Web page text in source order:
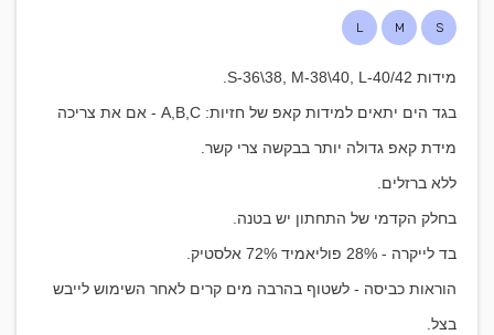
S
M
L
מידות S-36\38, M-38\40, L-40/42.
בגד הים יתאים למידות קאפ של חזיות: A,B,C -
אם את צריכה
מידת קאפ גדולה יותר בבקשה צרי קשר.
ללא ברזלים.
בחלק הקדמי של התחתון יש בטנה.
בד לייקרה - 28% פוליאמיד 72% אלסטיק.
הוראות כביסה - לשטוף בהרבה מים קרים לאחר השימוש לייבש
בצל.